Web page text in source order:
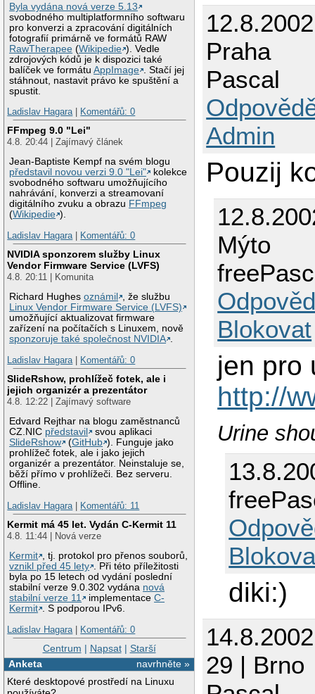
Byla vydána nová verze 5.13
svobodného multiplatformního softwaru
pro konverzi a zpracování digitálních
fotografií primárně ve formátů RAW
RawTherapee (Wikipedie ). Vedle
zdrojových kódů je k dispozici také
balíček ve formátuAppImage
. Stačí jej
stáhnout, nastavit právo ke spuštění a
spustit.
Ladislav Hagara| Komentářů: 0
FFmpeg 9.0 "Lei"
4.8. 20:44 | Zajímavý článek
Jean-Baptiste Kempf na svém blogu
představil novou verzi 9.0 "Lei"
kolekce
svobodného softwaru umožňujícího
nahrávání, konverzi a streamovaní
digitálního zvuku a obrazu FFmpeg
(Wikipedie ).
Ladislav Hagara| Komentářů: 0
NVIDIA sponzorem služby Linux
Vendor Firmware Service (LVFS)
4.8. 20:11 | Komunita
Richard Hughesoznámil
, že službu
Linux Vendor Firmware Service (LVFS)
umožňující aktualizovat firmware
zařízení na počítačích s Linuxem, nově
sponzoruje také společnost NVIDIA .
Ladislav Hagara| Komentářů: 0
SlideRshow, prohlížeč fotek, ale i
jejich organizér a prezentátor
4.8. 12:22 | Zajímavý software
Edvard Rejthar na blogu zaměstnanců
CZ.NIC představil
svou aplikaci
SlideRshow
(GitHub ). Funguje jako
prohlížeč fotek, ale i jako jejich
organizér a prezentátor. Neinstaluje se,
běží přímo v prohlížeči. Bez serveru.
Offline.
Ladislav Hagara| Komentářů: 11
Kermit má 45 let. Vydán C-Kermit 11
4.8. 11:44 | Nová verze
Kermit , tj. protokol pro přenos souborů,
vznikl před 45 lety . Při této příležitosti
byla po 15 letech od vydání poslední
stabilní verze 9.0.302 vydána nová
stabilní verze 11
implementaceC-
Kermit . S podporou IPv6.
Ladislav Hagara| Komentářů: 0
Centrum | Napsat| Starší
navrhněte »
Anketa
Které desktopové prostředí na Linuxu
Praha
Pascal
Admin
Pouzij
Mýto
Blokovat
jen pro
http://
Urine
diki:)
29 | Brno